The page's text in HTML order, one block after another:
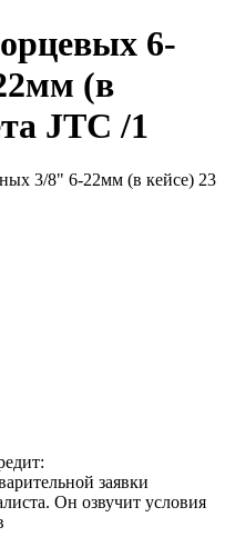
6-
(в
JTC /1
заявки
Он озвучит условия